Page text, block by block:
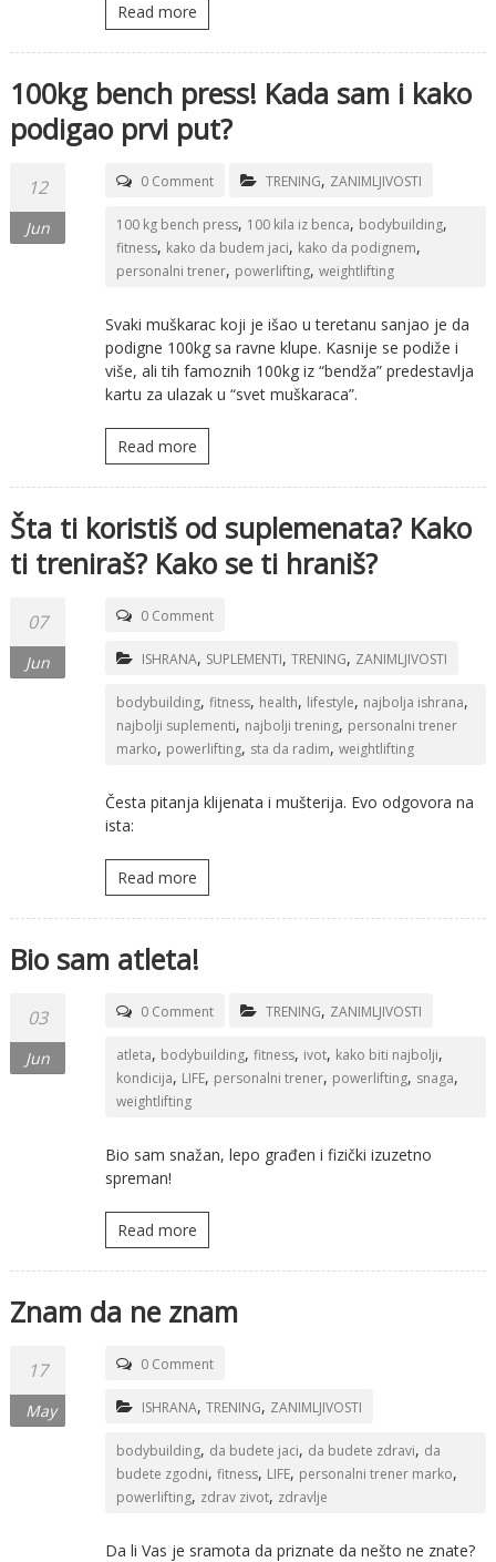
Read more
100kg bench press! Kada sam i kako
podigao prvi put?
12
Jun
0 Comment TRENING, ZANIMLJIVOSTI
100 kg bench press, 100 kila iz benca, bodybuilding,
fitness, kako da budem jaci, kako da podignem,
personalni trener, powerlifting, weightlifting
Svaki muškarac koji je išao u teretanu sanjao je da
podigne 100kg sa ravne klupe. Kasnije se podiže i
više, ali tih famoznih 100kg iz “bendža” predestavlja
kartu za ulazak u “svet muškaraca”.
Read more
Šta ti koristiš od suplemenata? Kako
ti treniraš? Kako se ti hraniš?
07
Jun
0 Comment
ISHRANA, SUPLEMENTI, TRENING, ZANIMLJIVOSTI
bodybuilding, fitness, health, lifestyle, najbolja ishrana,
najbolji suplementi, najbolji trening, personalni trener
marko, powerlifting, sta da radim, weightlifting
Česta pitanja klijenata i mušterija. Evo odgovora na
ista:
Read more
Bio sam atleta!
03
Jun
0 Comment TRENING, ZANIMLJIVOSTI
atleta, bodybuilding, fitness, ivot, kako biti najbolji,
kondicija, LIFE, personalni trener, powerlifting, snaga,
weightlifting
Bio sam snažan, lepo građen i fizički izuzetno
spreman!
Read more
Znam da ne znam
17
May
0 Comment
ISHRANA, TRENING, ZANIMLJIVOSTI
bodybuilding, da budete jaci, da budete zdravi, da
budete zgodni, fitness, LIFE, personalni trener marko,
powerlifting, zdrav zivot, zdravlje
Da li Vas je sramota da priznate da nešto ne znate?